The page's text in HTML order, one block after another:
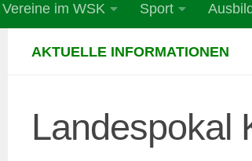
Vereine im WSK Sport
AKTUELLE INFORMATIONEN
Landespokal